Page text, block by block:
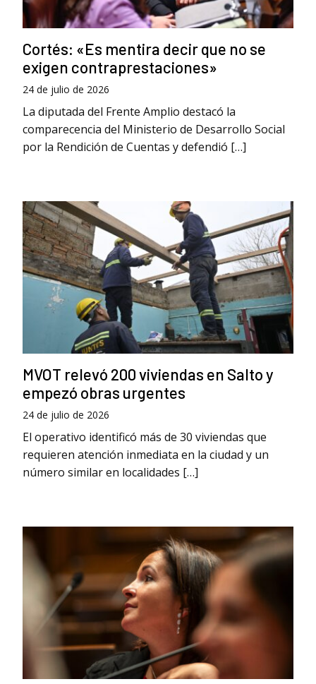
Cortés: «Es mentira decir que no se
exigen contraprestaciones»
24 de julio de 2026
La diputada del Frente Amplio destacó la
comparecencia del Ministerio de Desarrollo Social
por la Rendición de Cuentas y defendió […]
MVOT relevó 200 viviendas en Salto y
empezó obras urgentes
24 de julio de 2026
El operativo identificó más de 30 viviendas que
requieren atención inmediata en la ciudad y un
número similar en localidades […]